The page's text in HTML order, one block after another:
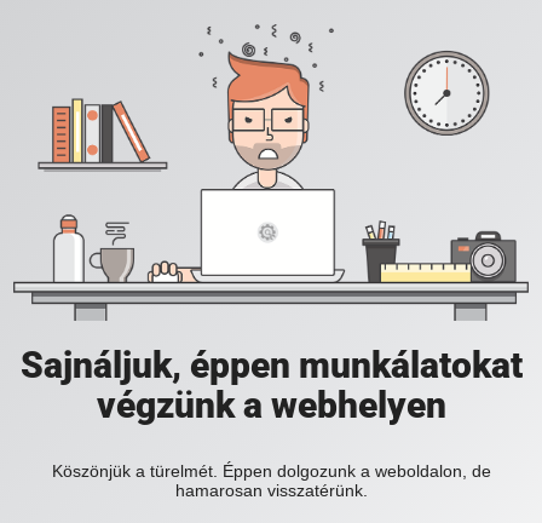
Sajnáljuk, éppen munkálatokat
végzünk a webhelyen
Köszönjük a türelmét. Éppen dolgozunk a weboldalon, de
hamarosan visszatérünk.